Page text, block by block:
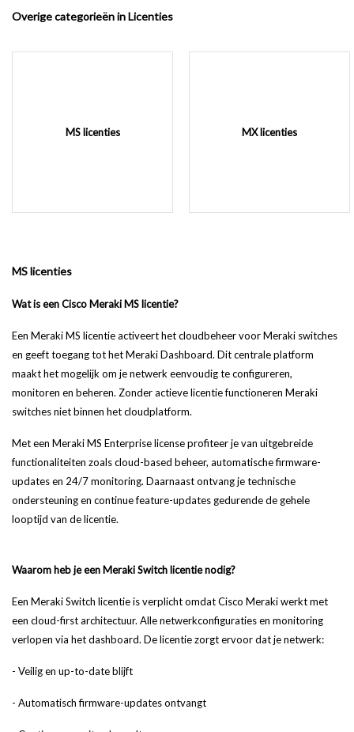
Overige categorieën in Licenties
MS licenties MX licenties
MS licenties
Wat is een Cisco Meraki MS licentie?
Een Meraki MS licentie activeert het cloudbeheer voor Meraki switches
en geeft toegang tot het Meraki Dashboard. Dit centrale platform
maakt het mogelijk om je netwerk eenvoudig te configureren,
monitoren en beheren. Zonder actieve licentie functioneren Meraki
switches niet binnen het cloudplatform.
Met een Meraki MS Enterprise license profiteer je van uitgebreide
functionaliteiten zoals cloud-based beheer, automatische firmware-
updates en 24/7 monitoring. Daarnaast ontvang je technische
ondersteuning en continue feature-updates gedurende de gehele
looptijd van de licentie.
Waarom heb je een Meraki Switch licentie nodig?
Een Meraki Switch licentie is verplicht omdat Cisco Meraki werkt met
een cloud-first architectuur. Alle netwerkconfiguraties en monitoring
verlopen via het dashboard. De licentie zorgt ervoor dat je netwerk:
- Veilig en up-to-date blijft
- Automatisch firmware-updates ontvangt